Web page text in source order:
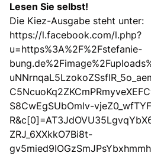
Lesen Sie selbst!
Die Kiez-Ausgabe steht unter:
https://l.facebook.com/l.php?
u=https%3A%2F%2Fstefanie-
S8CwEgSUbOmlv-
ZRJ_6XXkkO7Bi8t-